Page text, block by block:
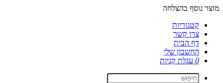
מוצר נוסף בהצלחה
קטגוריות
צרו קשר
דף הבית
החשבון שלי
0 עגלת קניות